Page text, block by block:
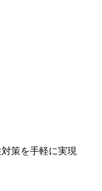
策を手軽に実現